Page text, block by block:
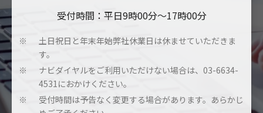
受付時間：平日9時00分～17時00分
※
土日祝日と年末年始弊社休業日は休ませていただきま
す。
※
ナビダイヤルをご利用いただけない場合は、03-6634-
4531におかけください。
※
受付時間は予告なく変更する場合があります。あらかじ